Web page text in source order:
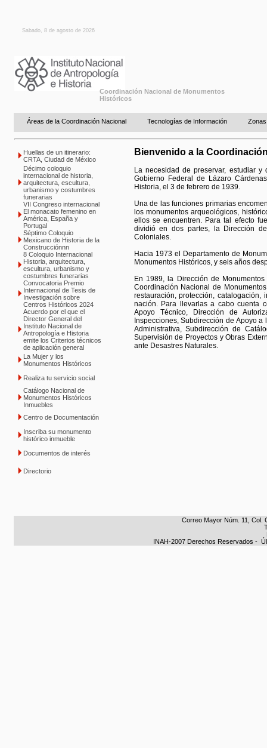
Sabado, 8 de agosto de 2026
Coordinación Nacional de Monumentos
Históricos
Áreas de la Coordinación Nacional Tecnologías de Información
Huellas de un itinerario:
CRTA, Ciudad de México
Décimo coloquio
internacional de historia,
arquitectura, escultura,
urbanismo y costumbres
funerarias
VII Congreso internacional
El monacato femenino en
América, España y
Portugal
Séptimo Coloquio
Mexicano de Historia de la
Construcciónnn
8 Coloquio Internacional
Historia, arquitectura,
escultura, urbanismo y
costumbres funerarias
Convocatoria Premio
Internacional de Tesis de
Investigación sobre
Centros Históricos 2024
Acuerdo por el que el
Director General del
Instituto Nacional de
Antropología e Historia
emite los Criterios técnicos
de aplicación general
La Mujer y los
Monumentos Históricos
Realiza tu servicio social
Catálogo Nacional de
Monumentos Históricos
Inmuebles
Centro de Documentación
Inscriba su monumento
histórico inmueble
Documentos de interés
Directorio
Bienvenido a la
La necesidad de preservar, estudiar
Gobierno Federal de Lázaro
Historia, el 3 de febrero de 1939.
Una de las funciones primarias
los monumentos arqueológicos,
ellos se encuentren. Para tal efecto
dividió en dos partes, la Dirección
Coloniales.
Hacia 1973 el Departamento de
Monumentos Históricos, y seis años
En 1989, la Dirección de
Coordinación Nacional de
restauración, protección,
nación. Para llevarlas a cabo cuenta
Apoyo Técnico, Dirección de
Inspecciones, Subdirección de Apoyo
Administrativa, Subdirección de
Supervisión de Proyectos y Obras
ante Desastres Naturales.
Correo Mayor Núm. 11, Col.
INAH-2007 Derechos Reservados -